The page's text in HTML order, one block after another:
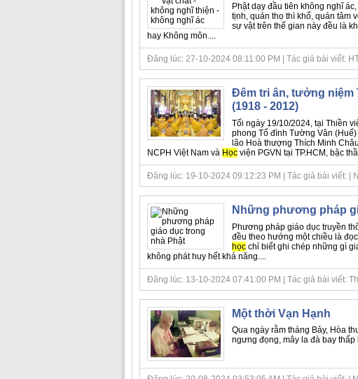
Phật dạy đầu tiên không nghĩ
tịnh, quán thọ thì khổ, quán tâm
sự vật trên thế gian này đều là
hay Không môn....
Đăng lúc: 27-10-2024 08:11:00 PM | Tác giả bài viết:
Đêm tri ân, tưởng niệm
(1918 - 2012)
Tối ngày 19/10/2024, tại Thiền
phong Tổ đình Tường Vân
lão Hoà thượng Thích Minh
NCPH Việt Nam và Học viện PGVN tại TP.HCM, bậc
Đăng lúc: 19-10-2024 09:12:23 PM | Tác giả bài viết: |
Những phương pháp
Phương pháp giáo dục truyền
đều theo hướng một chiều là
họcchỉ biết ghi chép những gì
không phát huy hết khả năng....
Đăng lúc: 13-10-2024 07:41:00 PM | Tác giả bài viết:
Một thời Vạn Hạnh
Qua ngày rằm tháng Bảy, Hòa
ngưng đọng, mây la đà bay